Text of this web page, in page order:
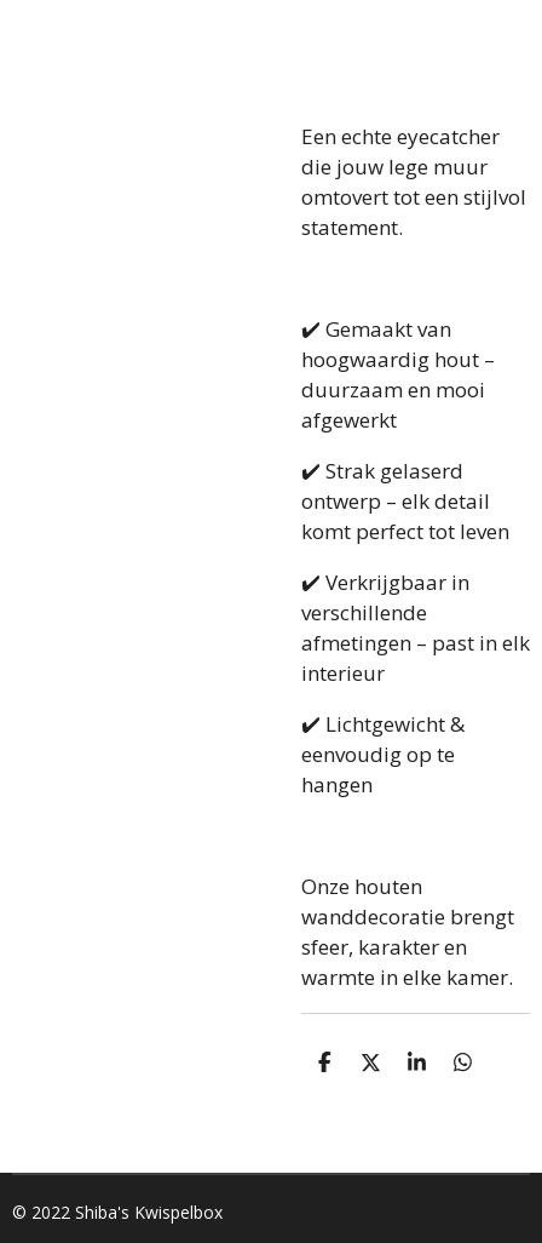
Een echte eyecatcher
die jouw lege muur
omtovert tot een stijlvol
statement.
✔️ Gemaakt van
hoogwaardig hout –
duurzaam en mooi
afgewerkt
✔️ Strak gelaserd
ontwerp – elk detail
komt perfect tot leven
✔️ Verkrijgbaar in
verschillende
afmetingen – past in elk
interieur
✔️ Lichtgewicht &
eenvoudig op te
hangen
Onze houten
wanddecoratie brengt
sfeer, karakter en
warmte in elke kamer.
D
D
S
D
© 2022 Shiba's Kwispelbox